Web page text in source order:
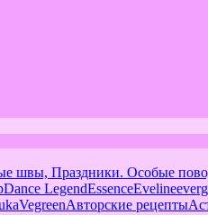
швы, Праздники. Особые
Dance LegendEssenceEveline
VegreenАвторские рецепты